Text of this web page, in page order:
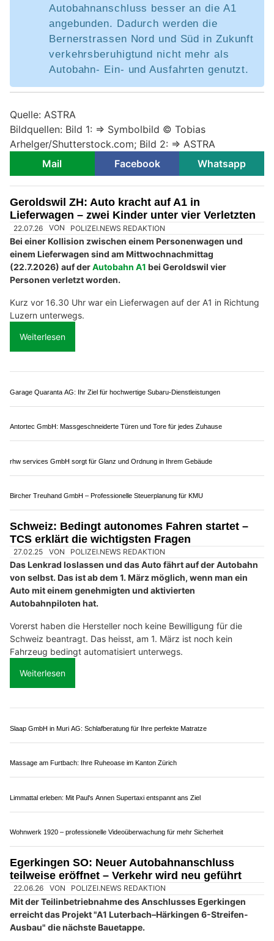
Autobahnanschluss besser an die A1
angebunden. Dadurch werden die
Bernerstrassen Nord und Süd in Zukunft
verkehrsberuhigtund nicht mehr als
Autobahn- Ein- und Ausfahrten genutzt.
Quelle: ASTRA
Bildquellen: Bild 1: => Symbolbild © Tobias
Arhelger/Shutterstock.com; Bild 2: => ASTRA
Mail
Facebook Whatsapp
Geroldswil ZH: Auto kracht auf A1 in
Lieferwagen – zwei Kinder unter vier Verletzten
22.07.26 VON POLIZEI.NEWS REDAKTION
Bei einer Kollision zwischen einem Personenwagen und
einem Lieferwagen sind am Mittwochnachmittag
(22.7.2026) auf derAutobahn A1
Personen verletzt worden.
Kurz vor 16.30 Uhr war ein Lieferwagen auf der A1 in Richtung
Luzern unterwegs.
Weiterlesen
Garage Quaranta AG: Ihr Ziel für hochwertige Subaru-Dienstleistungen
rhw services GmbH sorgt für Glanz und Ordnung in Ihrem Gebäude
Bircher Treuhand GmbH – Professionelle Steuerplanung für KMU
Schweiz: Bedingt autonomes Fahren startet –
TCS erklärt die wichtigsten Fragen
27.02.25
Auto mit einem genehmigten und aktivierten
Vorerst haben die Hersteller noch keine Bewilligung für die
Fahrzeug bedingt automatisiert unterwegs.
Slaap GmbH in Muri AG: Schlafberatung für Ihre perfekte Matratze
Massage am Furtbach: Ihre Ruheoase im Kanton Zürich